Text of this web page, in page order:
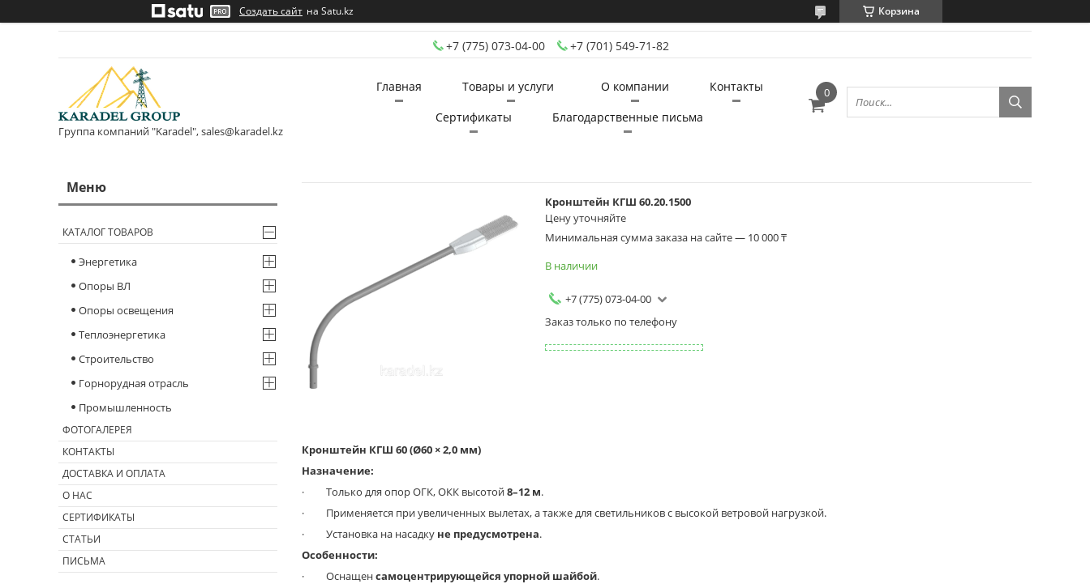
Создать сайт на Satu.kz Корзина
+7 (775) 073-04-00 +7 (701) 549-71-82
Группа компаний "Karadel", sales@karadel.kz
Главная Товары и услуги О компании
Контакты
Сертификаты
Благодарственные письма
Кронштейн КГШ 60.20.1500
Цену уточняйте
Минимальная сумма заказа на сайте — 10 000 ₸
В наличии
+7 (775) 073-04-00
Заказ только по телефону
Кронштейн КГШ 60 (Ø60 × 2,0 мм)
Назначение:
· Только для опор ОГК, ОКК высотой8–12 м.
· Применяется при увеличенных вылетах, а также для светильников с высокой ветровой нагрузкой.
· Установка на насадку не предусмотрена.
Особенности:
· Оснащенсамоцентрирующейся упорной шайбой.
КАТАЛОГ ТОВАРОВ
Энергетика
Опоры ВЛ
Опоры освещения
Теплоэнергетика
Строительство
Горнорудная отрасль
Промышленность
ФОТОГАЛЕРЕЯ
КОНТАКТЫ
ДОСТАВКА И ОПЛАТА
О НАС
СЕРТИФИКАТЫ
СТАТЬИ
ПИСЬМА